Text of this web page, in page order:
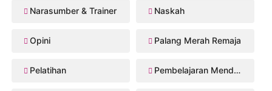
Narasumber & Trainer Naskah
Opini Palang Merah Remaja
Pelatihan Pembelajaran Mendalam